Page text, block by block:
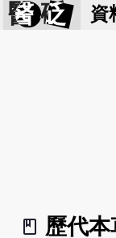
醫 砭 資
book_2
歷代